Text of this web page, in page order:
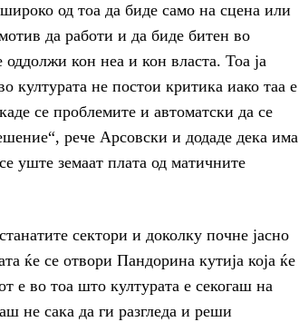
од тоа да биде само на сцена или
да работи и да биде битен во
оддолжи кон неа и кон власта. Тоа ја
културата не постои критика иако таа е
се проблемите и автоматски да се
рече Арсовски и додаде дека има
уште земаат плата од матичните
сектори и доколку почне јасно
ќе се отвори Пандорина кутија која ќе
е во тоа што културата е секогаш на
не сака да ги разгледа и реши